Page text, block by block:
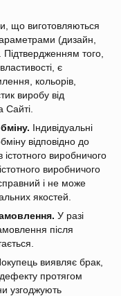
що виготовляються
(дизайн,
того,
є
кольорів,
виробу від
Сайті.
Індивідуальні
відповідно до
виробничого
виробничого
і не може
якостей.
У разі
після
виявляє брак,
протягом
узгоджують